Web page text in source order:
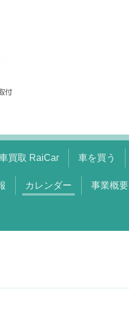
買取 RaiCar 車を買う
カレンダー 事業概要